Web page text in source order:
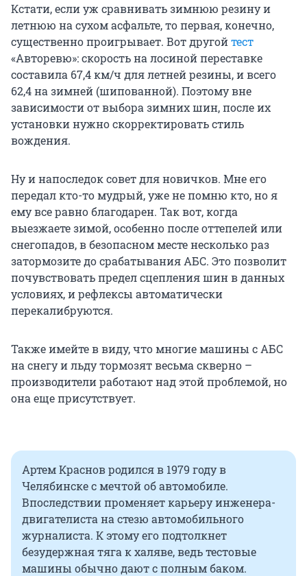
Кстати, если уж сравнивать зимнюю резину и
летнюю на сухом асфальте, то первая, конечно,
существенно проигрывает. Вот другойтест
«Авторевю»: скорость на лосиной переставке
составила 67,4 км/ч для летней резины, и всего
62,4 на зимней (шипованной). Поэтому вне
зависимости от выбора зимних шин, после их
установки нужно скорректировать стиль
вождения.
Ну и напоследок совет для новичков. Мне его
передал кто-то мудрый, уже не помню кто, но я
ему все равно благодарен. Так вот, когда
выезжаете зимой, особенно после оттепелей или
снегопадов, в безопасном месте несколько раз
затормозите до срабатывания АБС. Это позволит
почувствовать предел сцепления шин в данных
условиях, и рефлексы автоматически
перекалибруются.
Также имейте в виду, что многие машины с АБС
на снегу и льду тормозят весьма скверно –
производители работают над этой проблемой, но
она еще присутствует.
Артем Краснов родился в 1979 году в
Челябинске с мечтой об автомобиле.
Впоследствии променяет карьеру инженера-
двигателиста на стезю автомобильного
журналиста. К этому его подтолкнет
безудержная тяга к халяве, ведь тестовые
машины обычно дают с полным баком.